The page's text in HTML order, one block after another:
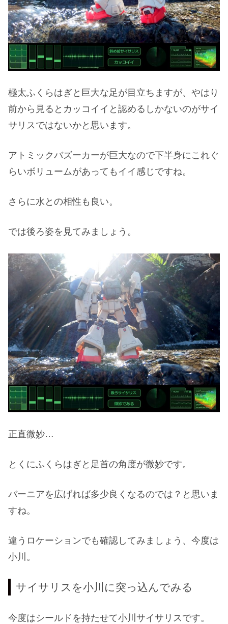
極太ふくらはぎと巨大な足が目立ちますが、やはり
前から見るとカッコイイと認めるしかないのがサイ
サリスではないかと思います。
アトミックバズーカーが巨大なので下半身にこれぐ
らいボリュームがあってもイイ感じですね。
さらに水との相性も良い。
では後ろ姿を見てみましょう。
正直微妙…
とくにふくらはぎと足首の角度が微妙です。
バーニアを広げれば多少良くなるのでは？と思いま
すね。
違うロケーションでも確認してみましょう、今度は
小川。
サイサリスを小川に突っ込んでみる
今度はシールドを持たせて小川サイサリスです。